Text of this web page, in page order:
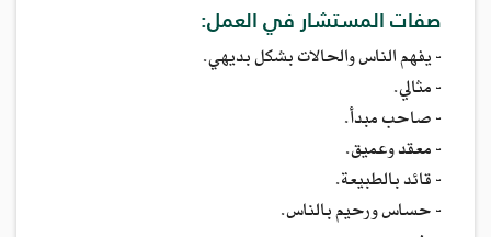
صفات المستشار في العمل:
- يفهم الناس والحالات بشكل بديهي.
- مثالي.
- صاحب مبدأ.
- معقد وعميق.
- قائد بالطبيعة.
- حساس ورحيم بالناس.